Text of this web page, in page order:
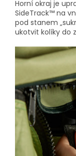
Horní okraj je
SideTrack™ na
pod stanem
ukotvit kolíky do